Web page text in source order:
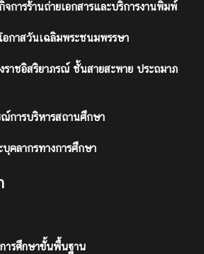
การร้านถ่ายเอกสารและบริการงานพิมพ์
อกาสวันเฉลิมพระชนมพรรษา
ราชอิสริยาภรณ์ ชั้นสายสะพาย ประถมาภ
การบริหารสถานศึกษา
คลากรทางการศึกษา
ารศึกษาขั้นพื้นฐาน